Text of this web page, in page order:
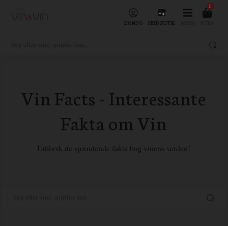
KONTO FIND BUTIK
0
Vin Facts - Interessante
Fakta om Vin
Udforsk de spændende fakta bag vinens verden!